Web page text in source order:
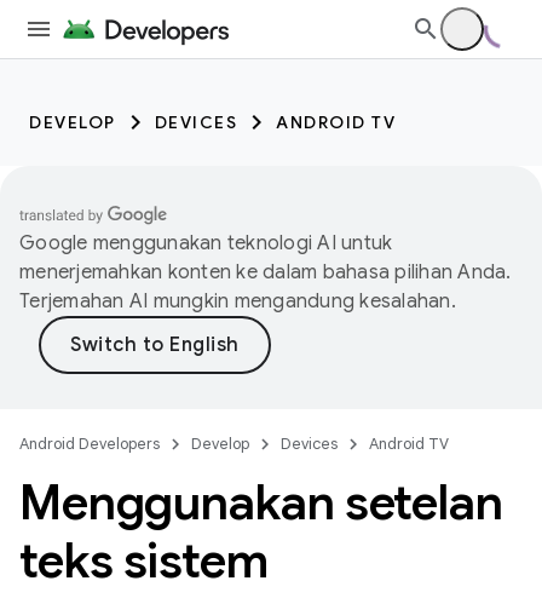
DEVELOP DEVICES ANDROID TV
Google menggunakan teknologi AI untuk
menerjemahkan konten ke dalam bahasa pilihan Anda.
Terjemahan AI mungkin mengandung kesalahan.
Android Developers Develop Devices Android TV
Menggunakan setelan
teks sistem